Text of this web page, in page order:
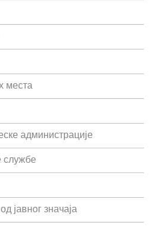
места
администрације
службе
јавног значаја